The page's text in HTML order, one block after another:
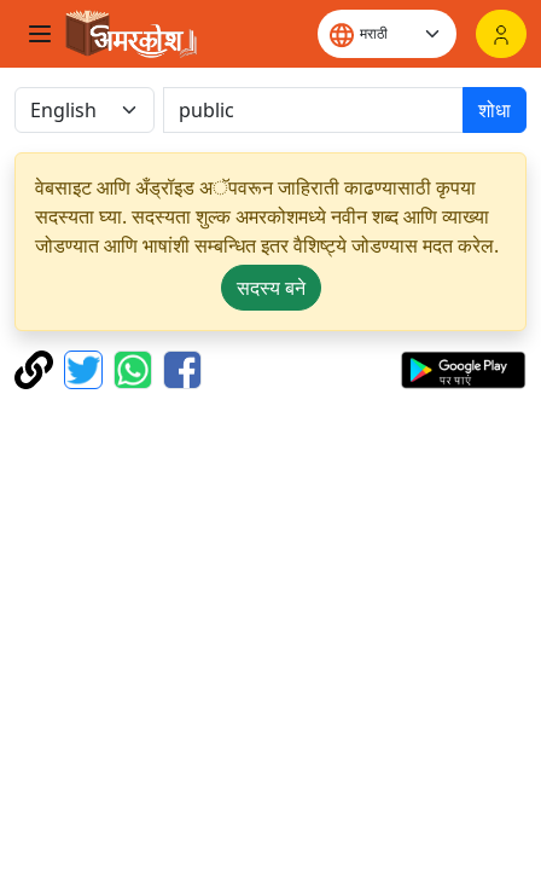
शोधा
वेबसाइट आणि अँड्रॉइड अॅपवरून जाहिराती काढण्यासाठी कृपया
सदस्यता घ्या. सदस्यता शुल्क अमरकोशमध्ये नवीन शब्द आणि व्याख्या
जोडण्यात आणि भाषांशी सम्बन्धित इतर वैशिष्ट्ये जोडण्यास मदत करेल.
सदस्य बने